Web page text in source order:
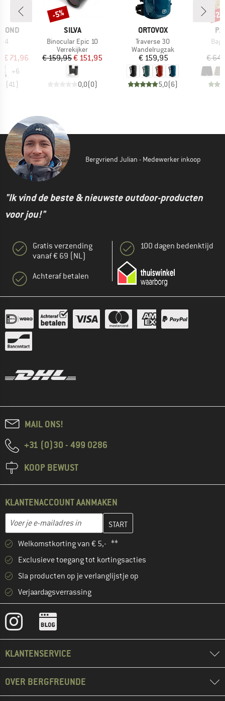
prijs
€ 71,96
+6
(41)
MERK
SILVA
Artikel
Binocular Epic 10
Productgroep
Verrekijker
Prijs
€ 159,95Verlaagde prijs
€ 151,95
0,0(0)
Korting
-5%
MERK
ORTOVOX
Artikel
Traverse 30
Productgroep
Wandelrugzak
Prijs
€ 159,95
5,0(6)
€
-
Bergvriend Julian - Medewerker inkoop
"Ik vind de beste & nieuwste outdoor-producten
voor jou!"
Gratis verzending
vanaf € 69 (NL)
Achteraf betalen
100 dagen bedenktijd
MAIL ONS!
+31 (0)30 - 499 0286
KOOP BEWUST
KLANTENACCOUNT AANMAKEN
E-mailadres
Vul je e-mailadres hier in en maak in de volgende stap je
Welkomstkorting van € 5,- **
Exclusieve toegang tot kortingsacties
Sla producten op je verlanglijstje op
Verjaardagsverrassing
KLANTENSERVICE
OVER BERGFREUNDE